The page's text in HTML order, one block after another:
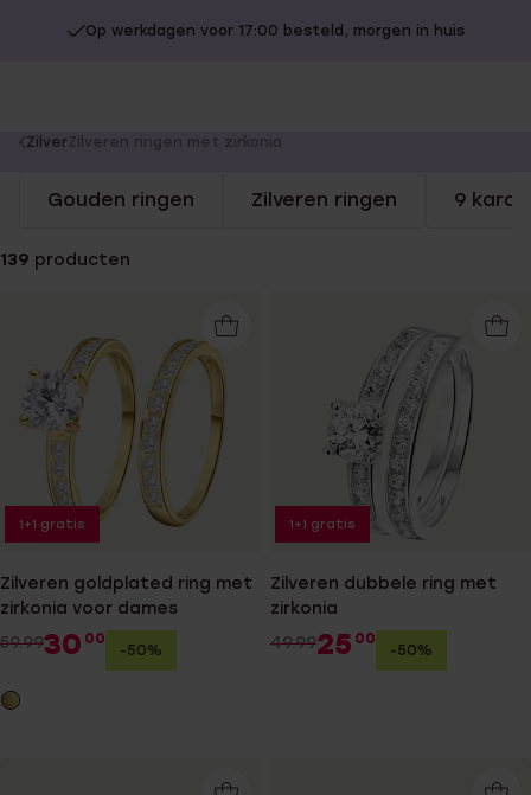
Op werkdagen voor 17:00 besteld, morgen in huis
You
here:
ZilverZilveren ringen met zirkonia
Gouden ringen Zilveren ringen 9
139 producten
Zilveren goldplated ring met
zirkonia voor dames
59.9930 00
-50%
1+1 gratis
Zilveren dubbele ring met
zirkonia
49.9925 00
-50%
1+1 gratis